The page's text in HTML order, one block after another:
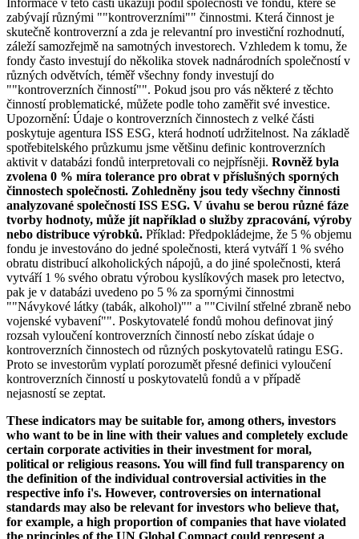
zabývají různými ""kontroverzními"" činnostmi. Která činnost je
skutečně kontroverzní a zda je relevantní pro investiční rozhodnutí,
záleží samozřejmě na samotných investorech. Vzhledem k tomu, že
fondy často investují do několika stovek nadnárodních společností v
různých odvětvích, téměř všechny fondy investují do
""kontroverzních činností"". Pokud jsou pro vás některé z těchto
činností problematické, můžete podle toho zaměřit své investice.
Upozornění: Údaje o kontroverzních činnostech z velké části
poskytuje agentura ISS ESG, která hodnotí udržitelnost. Na základě
spotřebitelského průzkumu jsme většinu definic kontroverzních
aktivit v databázi fondů interpretovali co nejpřísněji. Rovněž byla
zvolena 0 % míra tolerance pro obrat v příslušných sporných
činnostech společnosti. Zohledněny jsou tedy všechny činnosti
analyzované společností ISS ESG. V úvahu se berou různé fáze
tvorby hodnoty, může jít například o služby zpracování, výroby
nebo distribuce výrobků. Příklad: Předpokládejme, že 5 % objemu
fondu je investováno do jedné společnosti, která vytváří 1 % svého
obratu distribucí alkoholických nápojů, a do jiné společnosti, která
vytváří 1 % svého obratu výrobou kyslíkových masek pro letectvo,
pak je v databázi uvedeno po 5 % za spornými činnostmi
""Návykové látky (tabák, alkohol)"" a ""Civilní střelné zbraně nebo
vojenské vybavení"". Poskytovatelé fondů mohou definovat jiný
rozsah vyloučení kontroverzních činností nebo získat údaje o
kontroverzních činnostech od různých poskytovatelů ratingu ESG.
Proto se investorům vyplatí porozumět přesné definici vyloučení
kontroverzních činností u poskytovatelů fondů a v případě
nejasností se zeptat.
These indicators may be suitable for, among others, investors
who want to be in line with their values and completely exclude
certain corporate activities in their investment for moral,
political or religious reasons. You will find full transparency on
the definition of the individual controversial activities in the
respective info i's. However, controversies on international
standards may also be relevant for investors who believe that,
for example, a high proportion of companies that have violated
the principles of the UN Global Compact could represent a